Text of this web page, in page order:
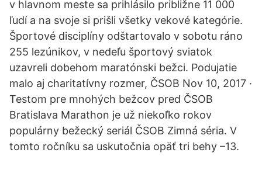
v hlavnom meste sa prihlásilo približne 11 000
ľudí a na svoje si prišli všetky vekové kategórie.
Športové disciplíny odštartovalo v sobotu ráno
255 lezúnikov, v nedeľu športový sviatok
uzavreli dobehom maratónski bežci. Podujatie
malo aj charitatívny rozmer, ČSOB Nov 10, 2017 ·
Testom pre mnohých bežcov pred ČSOB
Bratislava Marathon je už niekoľko rokov
populárny bežecký seriál ČSOB Zimná séria. V
tomto ročníku sa uskutočnia opäť tri behy –13.